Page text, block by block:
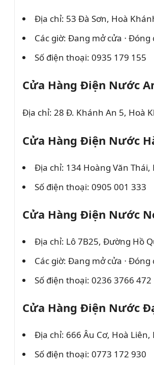
Địa chỉ: 53 Đà Sơn, Hoà
Các giờ: Đang mở cửa ⋅ Đóng
Số điện thoại: 0935 179 155
Cửa Hàng Điện Nước
Địa chỉ: 28 Đ. Khánh An 5, Hoà
Cửa Hàng Điện Nước
Địa chỉ: 134 Hoàng Văn
Số điện thoại: 0905 001 333
Cửa Hàng Điện Nước
Địa chỉ: Lô 7B25, Đường Hồ
Các giờ: Đang mở cửa ⋅ Đóng
Số điện thoại: 0236 3766 472
Cửa Hàng Điện Nước
Địa chỉ: 666 Âu Cơ, Hoà
Số điện thoại: 0773 172 930